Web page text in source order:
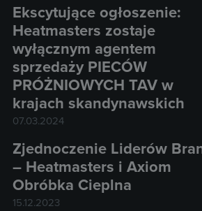
Ekscytujące ogłoszenie:
Heatmasters zostaje
wyłącznym agentem
sprzedaży PIECÓW
PRÓŻNIOWYCH TAV w
krajach skandynawskich
07.03.2024
Zjednoczenie Liderów
– Heatmasters i Axiom
Obróbka Cieplna
15.12.2023